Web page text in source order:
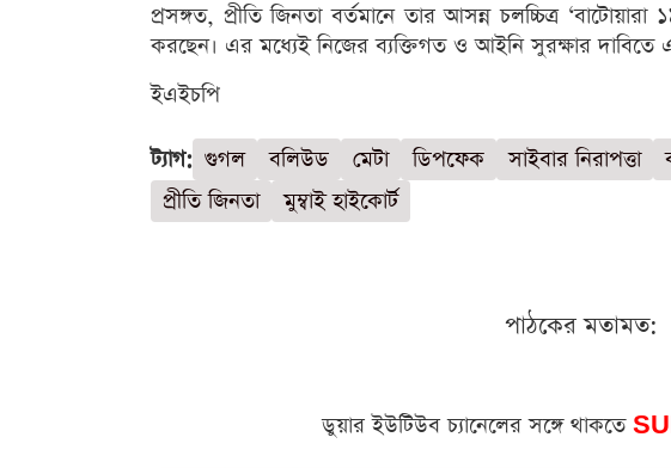
প্রসঙ্গত, প্রীতি জিনতা বর্তমানে তার আসন্ন চলচ্চিত্র
করছেন। এর মধ্যেই নিজের ব্যক্তিগত ও আইনি সুরক্ষার দাবিতে
ইএইচপি
ট্যাগ: গুগল বলিউড মেটা ডিপফেক সাইবার নিরাপত্তা
প্রীতি জিনতা
মুম্বাই হাইকোর্ট
পাঠকের মতামত:
ডুয়ার ইউটিউব চ্যানেলের সঙ্গে থাকতে